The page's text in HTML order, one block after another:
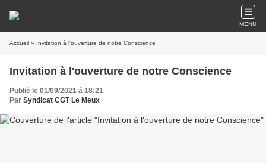
MENU
Accueil » Invitation à l'ouverture de notre Conscience
Invitation à l'ouverture de notre Conscience
Publié le 01/09/2021 à 18:21
Par Syndicat CGT Le Meux